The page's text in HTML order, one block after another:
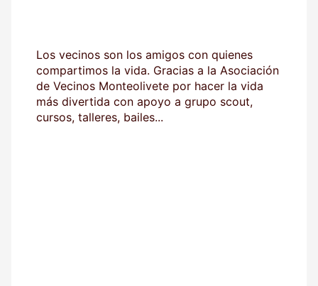
Los vecinos son los amigos con quienes
compartimos la vida. Gracias a la Asociación
de Vecinos Monteolivete por hacer la vida
más divertida con apoyo a grupo scout,
cursos, talleres, bailes...